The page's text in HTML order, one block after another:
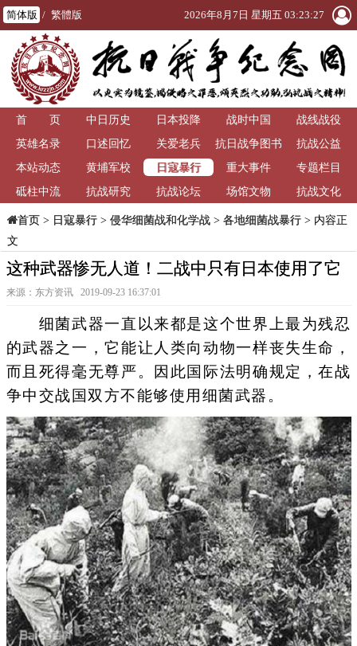
简体版 / 繁體版 2026年8月7日 星期五 03:23:27
首 页 中日历史 日本投降 战时中国
战线战役
英雄名录
口述回忆 关爱老兵
抗日战争图书
馆
抗战公益
本站动态
黄埔军校 日寇暴行 重大事件
专题栏目
砥柱中流
抗战研究 抗战论坛 场馆文物 抗战文化
首页> 日寇暴行> 侵华细菌战和化学战> 各地细菌战暴行> 内容正
文
这种武器惨无人道！二战中只有日本使用了它
来源：东方资讯 2019-09-23 16:37:01
细菌武器一直以来都是这个世界上最为残忍
的武器之一，它能让人类向动物一样丧失生命，
而且死得毫无尊严。因此国际法明确规定，在战
争中交战国双方不能够使用细菌武器。